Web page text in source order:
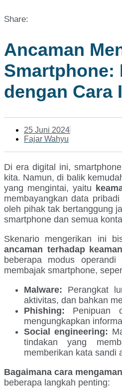
Share:
Ancaman
Smartphone:
dengan Cara
25 Juni 2024
Fajar Wahyu
Di era digital ini,
kita. Namun, di balik
yang mengintai, yaitu
membayangkan data
oleh pihak tak bertanggung
smartphone dan semua
Skenario mengerikan ini
ancaman terhadap
beberapa modus
membajak smartphone,
Malware: Perangkat
aktivitas, dan bahkan
Phishing: Penipuan
mengungkapkan
Social engineering:
tindakan yang
memberikan kata sandi
Bagaimana cara
beberapa langkah penting: